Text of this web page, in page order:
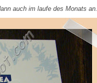
auch im laufe des Monats an.